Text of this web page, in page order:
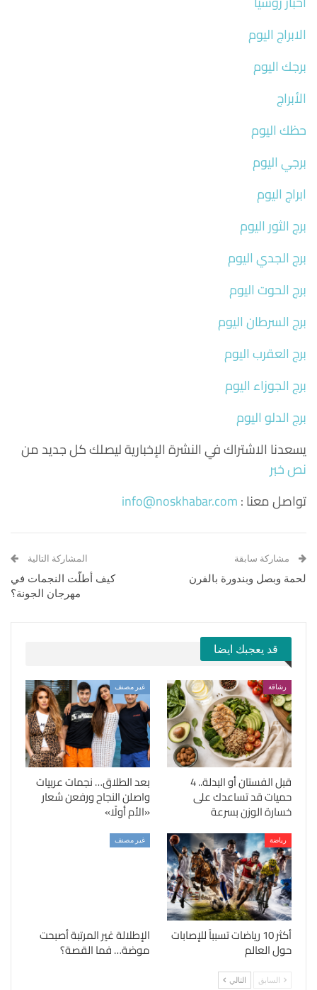
الابراج اليوم
برجك اليوم
الأبراج
حظك اليوم
برجي اليوم
ابراج اليوم
برج الثور اليوم
برج الجدي اليوم
برج الحوت اليوم
برج السرطان اليوم
برج العقرب اليوم
برج الجوزاء اليوم
برج الدلو اليوم
يسعدنا الاشتراك في النشرة الإخبارية ليصلك كل جديد من
نص خبر
تواصل معنا :info@noskhabar.com
مشاركة سابقة
لحمة وبصل وبندورة بالفرن
المشاركة التالية
كيف أطلّت النجمات في
مهرجان الجونة؟
قد يعجبك ايضا
رشاقة
قبل الفستان أو البدلة.. 4
حميات قد تساعدك على
خسارة الوزن بسرعة
غير مصنف
بعد الطلاق… نجمات عربيات
واصلن النجاح ورفعن شعار
«الأم أولًا»
رياضة
أكثر 10 رياضات تسبباً للإصابات
حول العالم
غير مصنف
الإطلالة غير المرتبة أصبحت
موضة… فما القصة؟
السابق التالي